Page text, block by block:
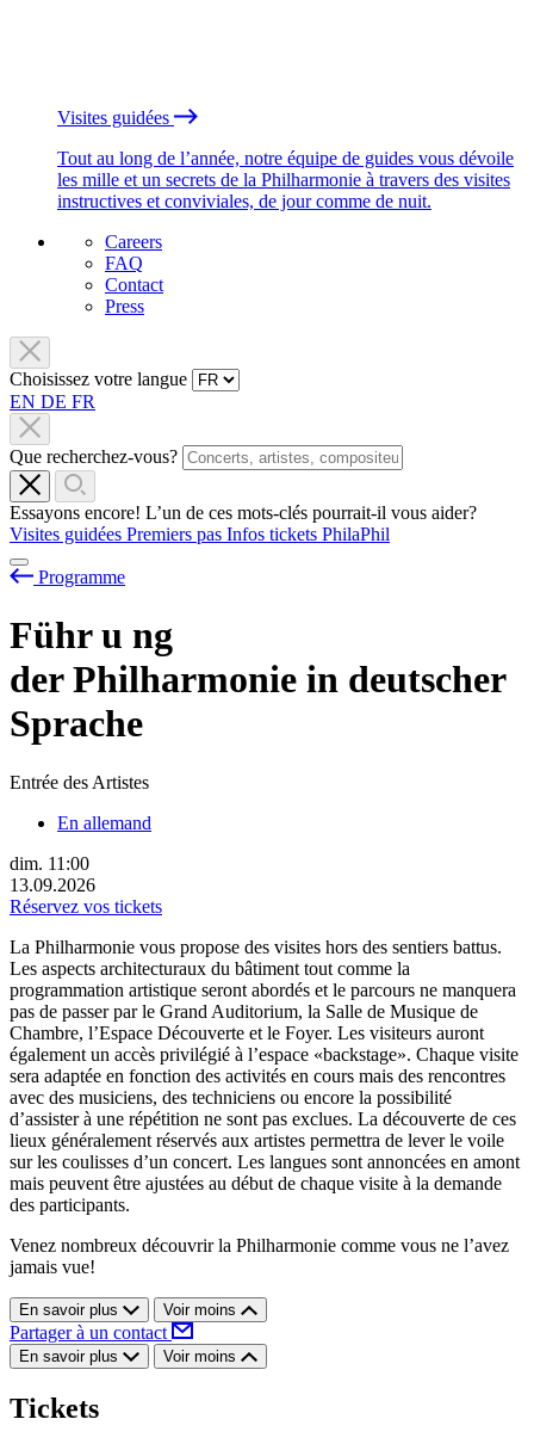
Visites guidées
Tout au long de l’année, notre équipe de guides vous dévoile
les mille et un secrets de la Philharmonie à travers des visites
instructives et conviviales, de jour comme de nuit.
Careers
FAQ
Contact
Press
Choisissez votre langue
EN DE FR
Que recherchez-vous?
Essayons encore! L’un de ces mots-clés pourrait-il vous aider?
Visites guidées Premiers pas Infos tickets PhilaPhil
Programme
Führu ng
der Philharmonie in deutscher
Sprache
Entrée des Artistes
En allemand
dim. 11:00
13.09.2026
Réservez vos tickets
La Philharmonie vous propose des visites hors des sentiers battus.
Les aspects architecturaux du bâtiment tout comme la
programmation artistique seront abordés et le parcours ne manquera
pas de passer par le Grand Auditorium, la Salle de Musique de
Chambre, l’Espace Découverte et le Foyer. Les visiteurs auront
également un accès privilégié à l’espace «backstage». Chaque visite
sera adaptée en fonction des activités en cours mais des rencontres
avec des musiciens, des techniciens ou encore la possibilité
d’assister à une répétition ne sont pas exclues. La découverte de ces
lieux généralement réservés aux artistes permettra de lever le voile
sur les coulisses d’un concert. Les langues sont annoncées en amont
mais peuvent être ajustées au début de chaque visite à la demande
des participants.
Venez nombreux découvrir la Philharmonie comme vous ne l’avez
jamais vue!
En savoir plus Voir moins
Partager à un contact
En savoir plus Voir moins
Tickets